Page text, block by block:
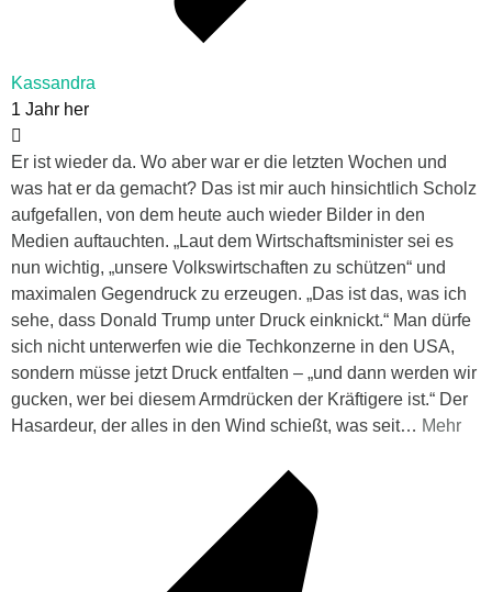
Kassandra
1 Jahr her
Er ist wieder da. Wo aber war er die letzten Wochen und
was hat er da gemacht? Das ist mir auch hinsichtlich Scholz
aufgefallen, von dem heute auch wieder Bilder in den
Medien auftauchten. „Laut dem Wirtschaftsminister sei es
nun wichtig, „unsere Volkswirtschaften zu schützen“ und
maximalen Gegendruck zu erzeugen. „Das ist das, was ich
sehe, dass Donald Trump unter Druck einknickt.“ Man dürfe
sich nicht unterwerfen wie die Techkonzerne in den USA,
sondern müsse jetzt Druck entfalten – „und dann werden wir
gucken, wer bei diesem Armdrücken der Kräftigere ist.“ Der
Hasardeur, der alles in den Wind schießt, was seit… Mehr